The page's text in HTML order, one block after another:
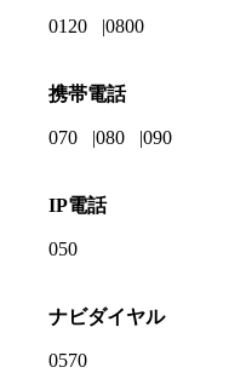
0120 0800
携帯電話
070 080 090
IP電話
050
ナビダイヤル
0570